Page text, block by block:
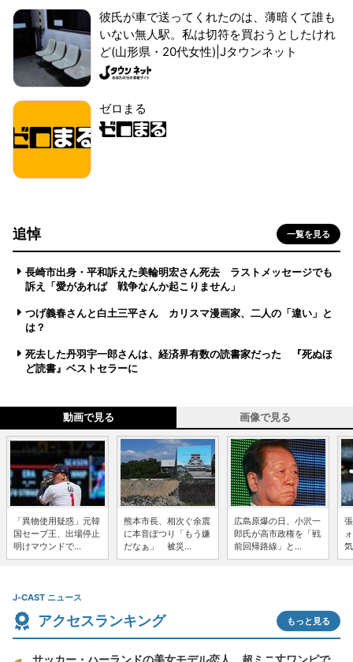
彼氏が車で送ってくれたのは、薄暗くて誰も
いない無人駅。私は切符を買おうとしたけれ
ど(山形県・20代女性)|Jタウンネット
ゼロまる
追悼 一覧を見る
長崎市出身・平和訴えた美輪明宏さん死去 ラストメッセージでも
訴え「愛があれば 戦争なんか起こりません」
つげ義春さんと白土三平さん カリスマ漫画家、二人の「違い」と
は？
死去した丹羽宇一郎さんは、経済界有数の読書家だった 『死ぬほ
ど読書』ベストセラーに
動画で見る 画像で見る
「異物使用疑惑」元韓
国セーブ王、出場停止
明けマウンドで...
熊本市長、相次ぐ余震
に本音ぽつり「もう嫌
だなぁ」 被災...
広島原爆の日、小沢一
郎氏が高市政権を「戦
前回帰路線」と...
J-CAST ニュース
アクセスランキング もっと見る
サッカー・ハーランドの美女モデル恋人、超ミニ丈ワンピで